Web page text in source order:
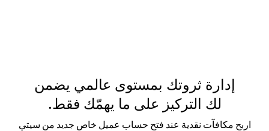
إدارة ثروتك بمستوى عالمي يضمن
لك التركيز على ما يهمّك فقط.
اربح مكافآت نقدية عند فتح حساب عميل خاص جديد من سيتي